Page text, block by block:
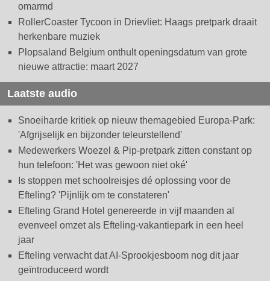
omarmd
RollerCoaster Tycoon in Drievliet: Haags pretpark draait
herkenbare muziek
Plopsaland Belgium onthult openingsdatum van grote
nieuwe attractie: maart 2027
Laatste audio
Snoeiharde kritiek op nieuw themagebied Europa-Park:
'Afgrijselijk en bijzonder teleurstellend'
Medewerkers Woezel & Pip-pretpark zitten constant op
hun telefoon: 'Het was gewoon niet oké'
Is stoppen met schoolreisjes dé oplossing voor de
Efteling? 'Pijnlijk om te constateren'
Efteling Grand Hotel genereerde in vijf maanden al
evenveel omzet als Efteling-vakantiepark in een heel
jaar
Efteling verwacht dat AI-Sprookjesboom nog dit jaar
geïntroduceerd wordt